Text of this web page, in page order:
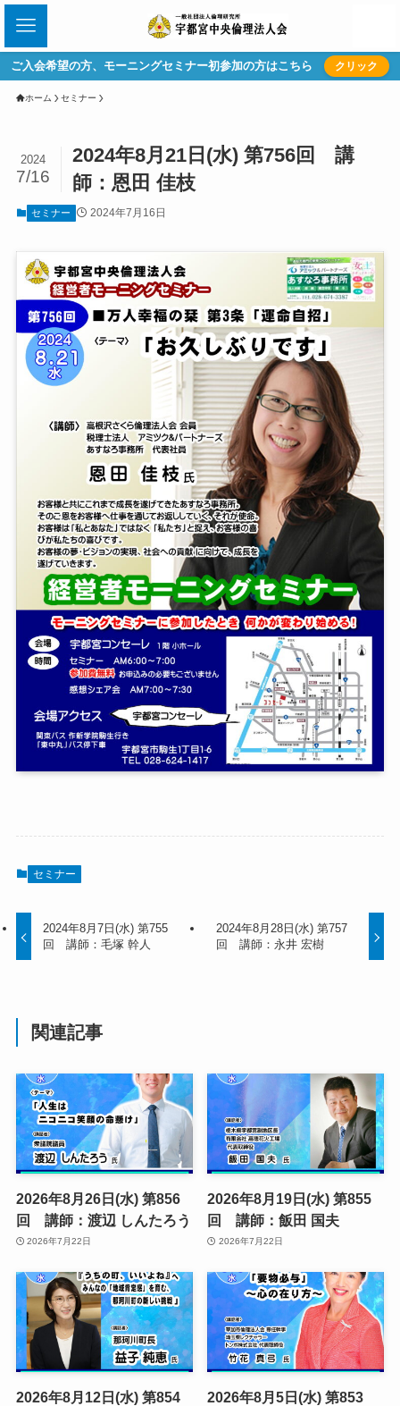
ご入会希望の方、モーニングセミナー初参加の方はこちら クリック
ホーム セミナー
2024年8月21日(水) 第756回 講
師：恩田 佳枝
2024
7/16
セミナー 2024年7月16日
セミナー
2024年8月7日(水) 第755
回 講師：毛塚 幹人
2024年8月28日(水) 第757
回 講師：永井 宏樹
関連記事
2026年8月26日(水) 第856
回 講師：渡辺 しんたろう
2026年7月22日
2026年8月19日(水) 第855
回 講師：飯田 国夫
2026年7月22日
2026年8月12日(水) 第854
2026年8月5日(水) 第853